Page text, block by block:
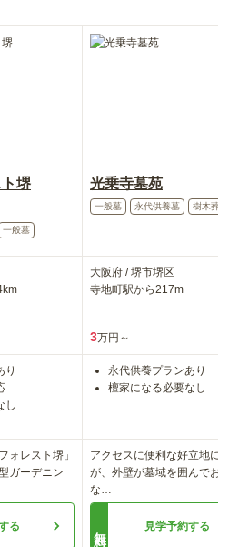
堺
一般墓
り
し
ォレスト堺」
ガーデニン
る
光乗寺墓苑
一般墓 永代供養墓 樹木葬
大阪府 /堺市堺区
寺地町駅から217m
3万円～
永代供養プランあり
檀家になる必要なし
アクセスに便利な好立地に
が、外壁が墓域を囲んでお
な
見学予約する